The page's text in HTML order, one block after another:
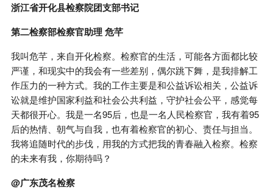
浙江省开化县检察院团支部书记
第二检察部检察官助理 危芊
我叫危芊，来自开化检察。检察官的生活，可能各方面都比较
严谨，和现实中的我会有一些差别，偶尔跳下舞，是我排解工
作压力的一种方式。我的工作主要是和公益诉讼相关，公益诉
讼就是维护国家利益和社会公共利益，守护社会公平，感觉每
天都很开心。我是一名95后，也是一名人民检察官，我有着95
后的热情、朝气与自我，也有着检察官的初心、责任与担当。
我将追随时代的步伐，用我的方式把我的青春融入检察。检察
的未来有我，你期待吗？
@广东茂名检察